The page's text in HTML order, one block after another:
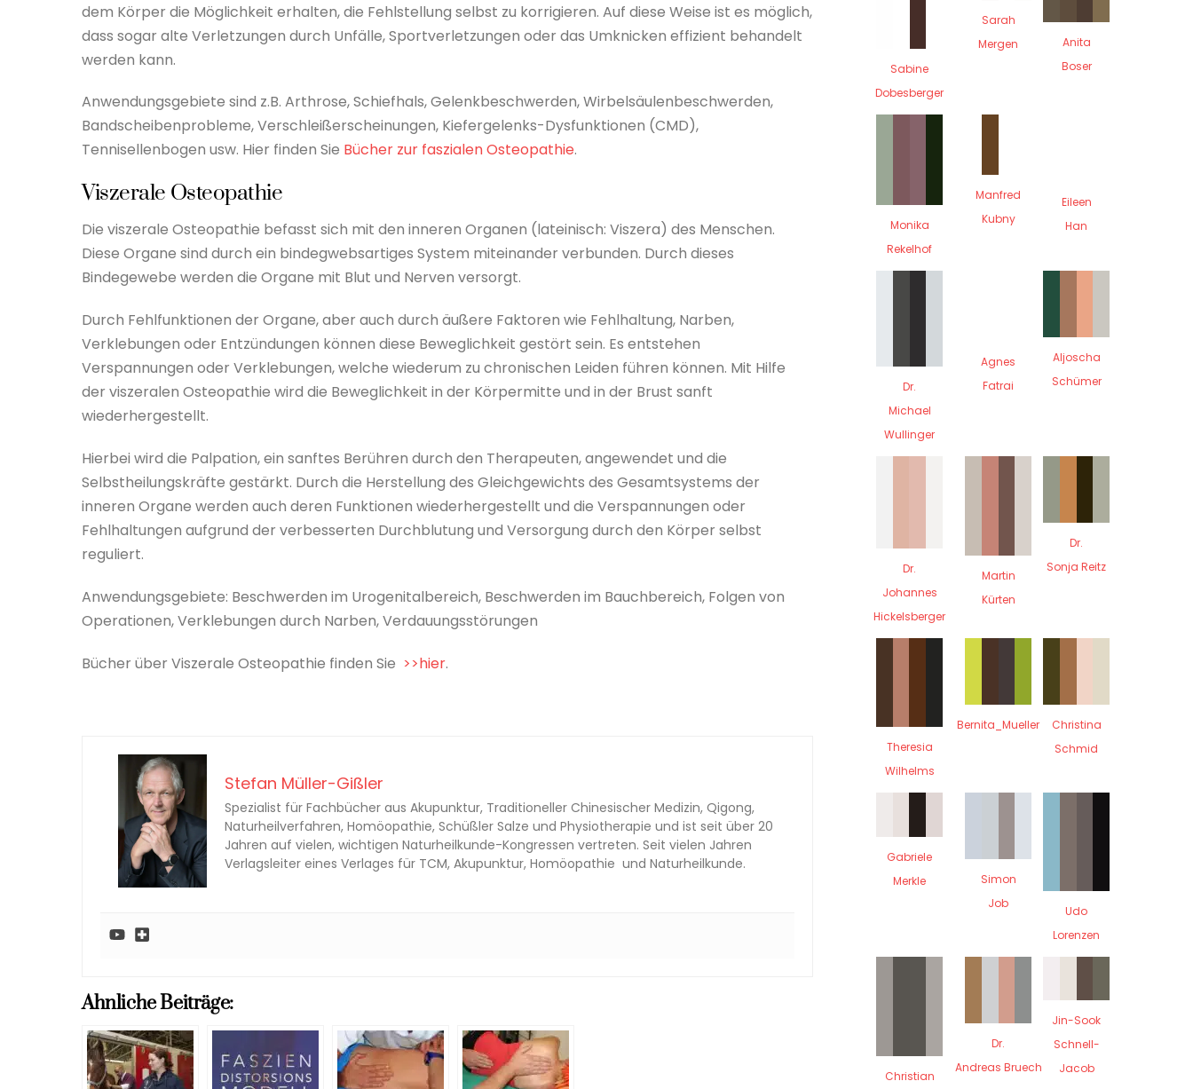
dem Körper die Möglichkeit erhalten, die Fehlstellung selbst zu korrigieren. Auf diese Weise ist es möglich,
dass sogar alte Verletzungen durch Unfälle, Sportverletzungen oder das Umknicken effizient behandelt
werden kann.
Anwendungsgebiete sind z.B. Arthrose, Schiefhals, Gelenkbeschwerden, Wirbelsäulenbeschwerden,
Bandscheibenprobleme, Verschleißerscheinungen, Kiefergelenks-Dysfunktionen (CMD),
Tennisellenbogen usw. Hier finden Sie Bücher zur faszialen Osteopathie.
Viszerale Osteopathie
Die viszerale Osteopathie befasst sich mit den inneren Organen (lateinisch: Viszera) des Menschen.
Diese Organe sind durch ein bindegwebsartiges System miteinander verbunden. Durch dieses
Bindegewebe werden die Organe mit Blut und Nerven versorgt.
Durch Fehlfunktionen der Organe, aber auch durch äußere Faktoren wie Fehlhaltung, Narben,
Verklebungen oder Entzündungen können diese Beweglichkeit gestört sein. Es entstehen
Verspannungen oder Verklebungen, welche wiederum zu chronischen Leiden führen können. Mit Hilfe
der viszeralen Osteopathie wird die Beweglichkeit in der Körpermitte und in der Brust sanft
wiederhergestellt.
Hierbei wird die Palpation, ein sanftes Berühren durch den Therapeuten, angewendet und die
Selbstheilungskräfte gestärkt. Durch die Herstellung des Gleichgewichts des Gesamtsystems der
inneren Organe werden auch deren Funktionen wiederhergestellt und die Verspannungen oder
Fehlhaltungen aufgrund der verbesserten Durchblutung und Versorgung durch den Körper selbst
reguliert.
Anwendungsgebiete: Beschwerden im Urogenitalbereich, Beschwerden im Bauchbereich, Folgen von
Operationen, Verklebungen durch Narben, Verdauungsstörungen
Bücher über Viszerale Osteopathie finden Sie >>hier.
Stefan Müller-Gißler
Spezialist für Fachbücher aus Akupunktur, Traditioneller Chinesischer Medizin, Qigong,
Naturheilverfahren, Homöopathie, Schüßler Salze und Physiotherapie und ist seit über 20
Jahren auf vielen, wichtigen Naturheilkunde-Kongressen vertreten. Seit vielen Jahren
Verlagsleiter eines Verlages für TCM, Akupunktur, Homöopathie und Naturheilkunde.
Ahnliche Beiträge:
Sabine
Dobesberger
Sarah
Mergen
Anita
Boser
Monika
Rekelhof
Manfred
Kubny
Eileen
Han
Dr.
Michael
Wullinger
Agnes
Fatrai
Aljoscha
Schümer
Dr.
Johannes
Hickelsberger
Martin
Kürten
Dr.
Sonja Reitz
Theresia
Wilhelms
Bernita_Mueller
Christina
Schmid
Gabriele
Merkle
Simon
Job
Udo
Lorenzen
Christian
Dr.
Andreas Bruech
Jin-Sook
Schnell-
Jacob